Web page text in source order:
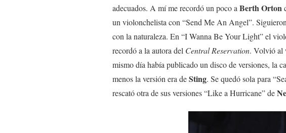
adecuados. A mí me recordó un poco aBerth Orton
un violonchelista con “Send Me An Angel”.
con la naturaleza. En “I Wanna Be Your Light” el
recordó a la autora del Central Reservation. Volvió al
mismo día había publicado un disco de versiones, la
menos la versión era deSting. Se quedó sola para
rescató otra de sus versiones “Like a Hurricane” de